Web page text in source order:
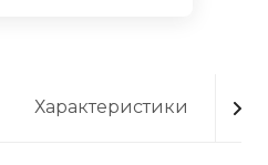
Характеристики